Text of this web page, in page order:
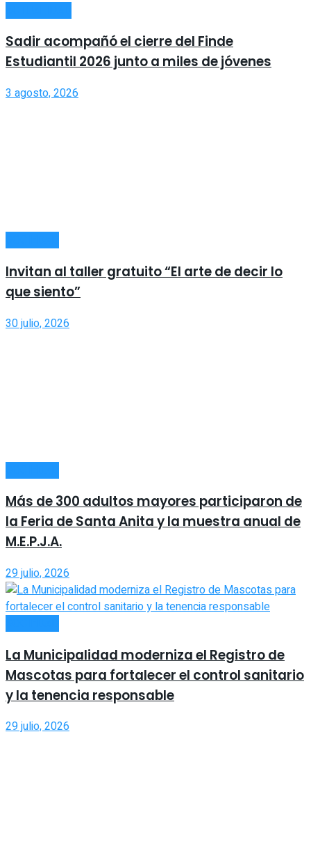
Sadir acompañó el cierre del Finde
Estudiantil 2026 junto a miles de jóvenes
3 agosto, 2026
Invitan al taller gratuito “El arte de decir lo
que siento”
30 julio, 2026
Más de 300 adultos mayores participaron de
la Feria de Santa Anita y la muestra anual de
M.E.P.J.A.
29 julio, 2026
La Municipalidad moderniza el Registro de
Mascotas para fortalecer el control sanitario
y la tenencia responsable
29 julio, 2026